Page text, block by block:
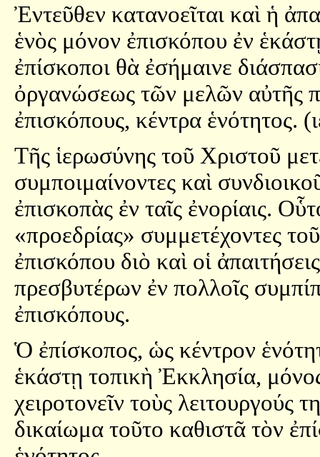
Ἐντεῦθεν κατανοεῖται καὶ ἡ
ἑνὸς μόνον ἐπισκόπου ἐν
ἐπίσκοποι θὰ ἐσήμαινε
ὀργανώσεως τῶν μελῶν αὐτῆς
ἐπισκόπους, κέντρα ἑνότητος.
Τῆς ἱερωσύνης τοῦ Χριστοῦ
συμποιμαίνοντες καὶ
ἐπισκοπὰς ἐν ταῖς ἐνορίαις.
«προεδρίας» συμμετέχοντες
ἐπισκόπου διὸ καὶ οἱ
πρεσβυτέρων ἐν πολλοῖς
ἐπισκόπους.
Ὁ ἐπίσκοπος, ὡς κέντρον
ἑκάστῃ τοπικὴ Ἐκκλησία,
χειροτονεῖν τοὺς λειτουργούς
δικαίωμα τοῦτο καθιστᾶ τὸν